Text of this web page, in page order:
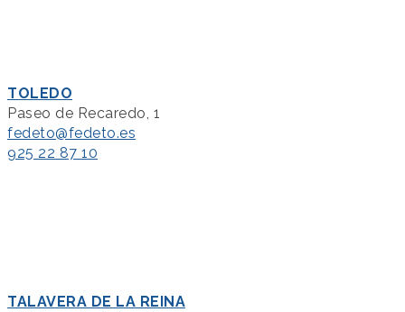
TOLEDO
Paseo de Recaredo, 1
fedeto@fedeto.es
925 22 87 10
TALAVERA DE LA REINA